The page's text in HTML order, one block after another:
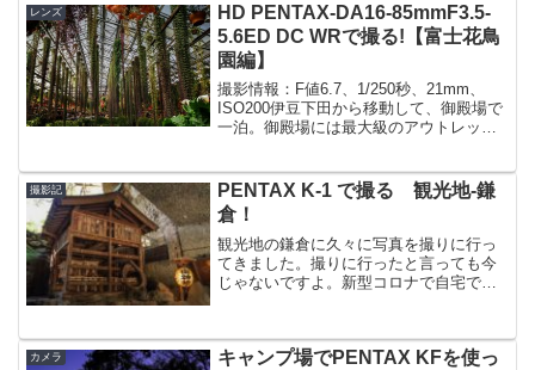
レンズ
HD PENTAX-DA16-85mmF3.5-
5.6ED DC WRで撮る!【富士花鳥
園編】
撮影情報：F値6.7、1/250秒、21mm、
ISO200伊豆下田から移動して、御殿場で
一泊。御殿場には最大級のアウトレット
に行くことにしました。御殿場からは、
富士山をぐ...
撮影記
PENTAX K-1 で撮る 観光地-鎌
倉！
観光地の鎌倉に久々に写真を撮りに行っ
てきました。撮りに行ったと言っても今
じゃないですよ。新型コロナで自宅で自
ていませんでした。その頃はそれほど自
粛ムードも高まっていま...
カメラ
キャンプ場でPENTAX KFを使っ